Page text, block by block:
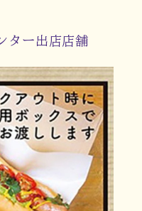
ター出店店舗